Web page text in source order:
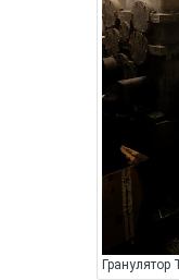
Гранулятор